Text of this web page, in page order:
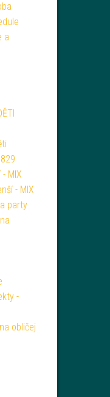
a
MIX
- MIX
party
-
obličej